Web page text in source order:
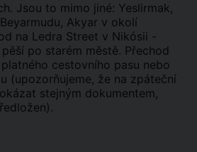
Jsou to mimo jiné: Yeslirmak,
Akyar v okolí
na Ledra Street v Nikósii -
po starém městě. Přechod
cestovního pasu nebo
(upozorňujeme, že na zpáteční
stejným dokumentem,